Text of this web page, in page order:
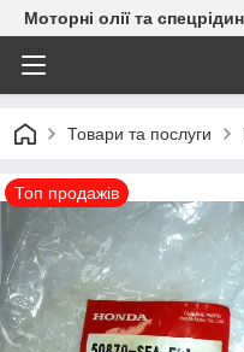
Моторні олії та
Товари та послуги
Топ продажів